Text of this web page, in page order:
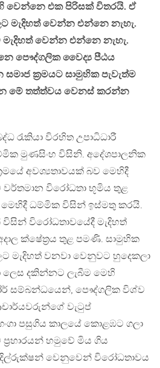
වෙන්නෙ එක පිරිසක් විතරයි. ඒ
මැදිහත් වෙන්න එන්නෙ නැහැ.
වෙන්න එන්නෙ නැහැ.
පෞද්ගලික වෛද්‍ය පීඨය
ක‍්‍රමයට සාමුහික පැවැත්ම
මේ තත්ත්වය වෙනස් කරන්න
රැකියා විරහිත උපාධිධාරී
මුණසිංහ විසිනි. අදේශපාලනික
අවශ්‍යතාවයක් බව මෙහිදී
විරෝධතා භූමිය තුළ
මෙහිදී ධම්මික විසින් ඉස්මතු කරයි.
විරෝධතාවයේදී මැදිහත්
ක්ෂේත‍්‍රය තුළ පමණි. සාමුහික
මැදිහත් වනවා වෙනුවට හුදෙකලා
දකින්නට ලැබීම මෙහි
සම්බන්ධයෙන්, පෞද්ගලික විශ්ව
වැටුප්
පසුගිය කාලයේ කොළඹට ගලා
හමුවේ මිය ගිය
වෙනුවෙන් විරෝධතාවය